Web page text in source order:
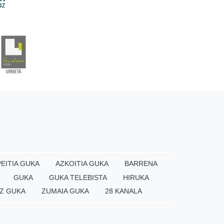
GUKA AZKOITIA GUKA
BARRENA
GUKA GUKA TELEBISTA
HIRUKA
GUKA ZUMAIA GUKA 28 KANALA